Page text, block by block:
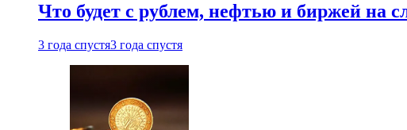
Что будет с рублем, нефтью и биржей на
3 года спустя3 года спустя